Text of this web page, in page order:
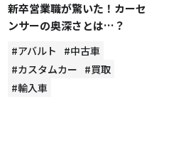
新卒営業職が驚いた！カーセ
ンサーの奥深さとは…？
#アバルト
#中古車
#カスタムカー #買取
#輸入車